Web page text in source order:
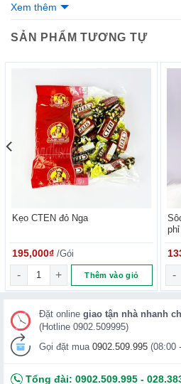
bơ sữa khô, chất điều chỉnh độ
(INS 300, INS 307a), hương
2. Cách sử dụng: Ăn trực tiếp.
Xem thêm
SẢN PHẨM TƯƠNG TỰ
Kẹo CTEN đỏ Nga
195,000₫ /Gói
Kẹo CTEN đỏ Nga số lượng
Thêm vào giỏ
số lượng
Đặt online giao tận nhà nhanh
(Hotline 0902.509995)
Gọi đặt mua 0902.509.995 (08:00
Tổng đài: 0902.509.995 -